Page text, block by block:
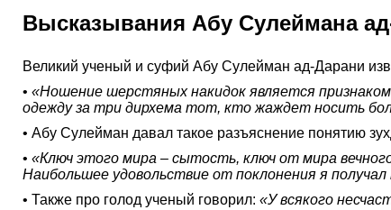
Высказывания Абу Сулеймана
Великий ученый и суфий Абу Сулейман ад-Дарани
• «Ношение шерстяных накидок является
одежду за три дирхема тот, кто жаждет носить
• Абу Сулейман давал такое разъяснение понятию
• «Ключ этого мира – сытость, ключ от мира
Наибольшее удовольствие от поклонения я
• Также про голод ученый говорил: «У всякого